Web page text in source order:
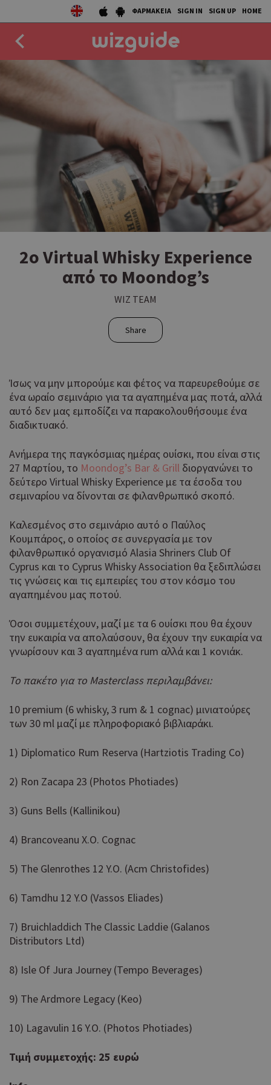
ΦΑΡΜΑΚΕΙΑ SIGN IN SIGN UP HOME
DRINK
50 BEST
2ο Virtual Whisky Experience
από το Moondog’s
WIZ TEAM
Share
Ίσως να μην μπορούμε και φέτος να παρευρεθούμε σε
ένα ωραίο σεμινάριο για τα αγαπημένα μας ποτά, αλλά
αυτό δεν μας εμποδίζει να παρακολουθήσουμε ένα
διαδικτυακό.
Ανήμερα της παγκόσμιας ημέρας ουίσκι, που είναι στις
27 Μαρτίου, το Moondog’s Bar & Grill διοργανώνει το
δεύτερο Virtual Whisky Experience με τα έσοδα του
σεμιναρίου να δίνονται σε φιλανθρωπικό σκοπό.
Καλεσμένος στο σεμινάριο αυτό ο Παύλος
Κουμπάρος, ο οποίος σε συνεργασία με τον
φιλανθρωπικό οργανισμό Alasia Shriners Club Of
Cyprus και το Cyprus Whisky Association θα ξεδιπλώσει
τις γνώσεις και τις εμπειρίες του στον κόσμο του
αγαπημένου μας ποτού.
Όσοι συμμετέχουν, μαζί με τα 6 ουίσκι που θα έχουν
την ευκαιρία να απολαύσουν, θα έχουν την ευκαιρία να
γνωρίσουν και 3 αγαπημένα rum αλλά και 1 κονιάκ.
Το πακέτο για το Masterclass περιλαμβάνει:
10 premium (6 whisky, 3 rum & 1 cognac) μινιατούρες
των 30 ml μαζί με πληροφοριακό βιβλιαράκι.
1) Diplomatico Rum Reserva (Hartziotis Trading Co)
2) Ron Zacapa 23 (Photos Photiades)
3) Guns Bells (Kallinikou)
4) Brancoveanu X.O. Cognac
5) The Glenrothes 12 Y.O. (Acm Christofides)
6) Tamdhu 12 Y.O (Vassos Eliades)
7) Bruichladdich The Classic Laddie (Galanos
Distributors Ltd)
8) Isle Of Jura Journey (Tempo Beverages)
9) The Ardmore Legacy (Keo)
10) Lagavulin 16 Y.O. (Photos Photiades)
Τιμή συμμετοχής: 25 ευρώ